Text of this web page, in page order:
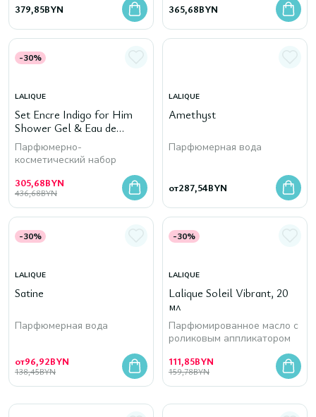
379,85BYN 365,68BYN
-30%
LALIQUE
Set Encre Indigo for Him
Shower Gel & Eau de
Parfum
Парфюмерно-
косметический набор
305,68BYN
436,68BYN
LALIQUE
Amethyst
Парфюмерная вода
от287,54BYN
-30%
LALIQUE
Satine
Парфюмерная вода
от96,92BYN
138,45BYN
-30%
LALIQUE
Lalique Soleil Vibrant, 20
мл
Парфюмированное масло с
роликовым аппликатором
111,85BYN
159,78BYN